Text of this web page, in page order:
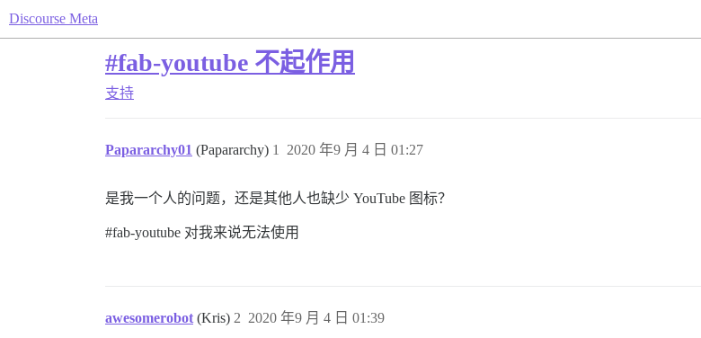
Discourse Meta
#fab-youtube 不起作用
支持
Papararchy01 (Papararchy) 2020 年9 月 4 日 01:27
1
是我一个人的问题，还是其他人也缺少 YouTube 图标？
#fab-youtube 对我来说无法使用
awesomerobot (Kris) 2020 年9 月 4 日 01:39
2